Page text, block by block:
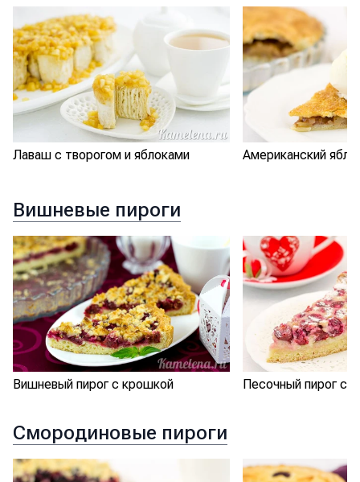
Лаваш с творогом и яблоками Американский
Вишневые пироги
Вишневый пирог с крошкой Песочный пирог с
Смородиновые пироги